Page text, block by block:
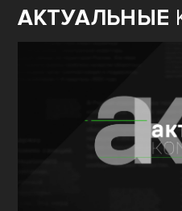
АКТУАЛЬНЫЕ